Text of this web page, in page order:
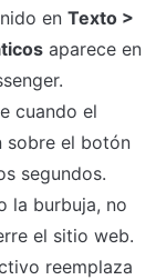
en Texto >
aparece en
cuando el
sobre el botón
segundos.
la burbuja, no
el sitio web.
reemplaza